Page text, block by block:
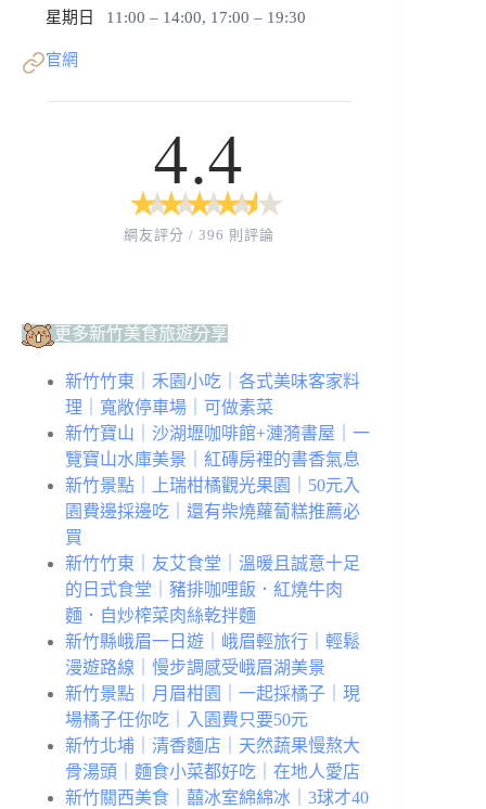
星期日 11:00 – 14:00, 17:00 – 19:30
官網
4.4
★
★ ★
★ ★
★ ★
★ ★
★
網友評分 / 396 則評論
更多新竹美食旅遊分享
新竹竹東｜禾園小吃｜各式美味客家料
理｜寬敞停車場｜可做素菜
新竹寶山｜沙湖壢咖啡館+漣漪書屋｜一
覽寶山水庫美景｜紅磚房裡的書香氣息
新竹景點｜上瑞柑橘觀光果園｜50元入
園費邊採邊吃｜還有柴燒蘿蔔糕推薦必
買
新竹竹東｜友艾食堂｜溫暖且誠意十足
的日式食堂｜豬排咖哩飯．紅燒牛肉
麵．自炒榨菜肉絲乾拌麵
新竹縣峨眉一日遊｜峨眉輕旅行｜輕鬆
漫遊路線｜慢步調感受峨眉湖美景
新竹景點｜月眉柑園｜一起採橘子｜現
場橘子任你吃｜入園費只要50元
新竹北埔｜清香麵店｜天然蔬果慢熬大
骨湯頭｜麵食小菜都好吃｜在地人愛店
新竹關西美食｜囍冰室綿綿冰｜3球才40